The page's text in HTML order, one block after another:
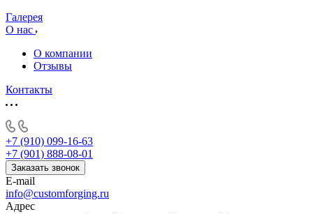
Галерея
О нас
О компании
Отзывы
Контакты
+7 (910) 099-16-63
+7 (901) 888-08-01
Заказать звонок
E-mail
info@customforging.ru
Адрес